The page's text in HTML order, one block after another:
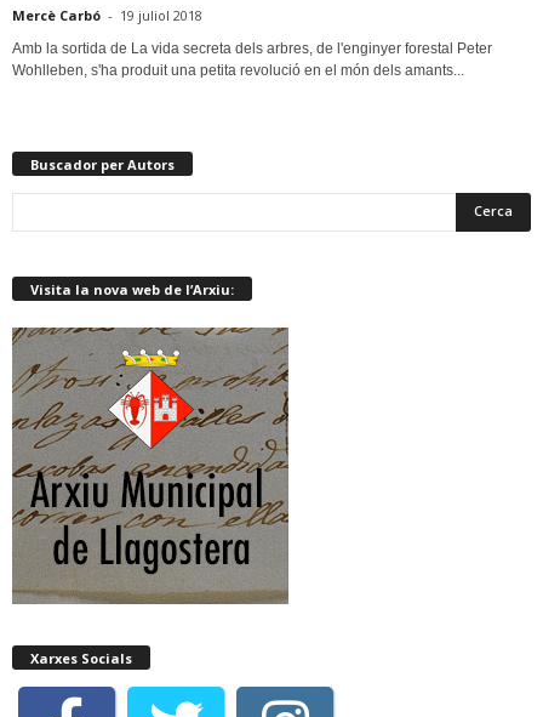
Mercè Carbó - 19 juliol 2018
Amb la sortida de La vida secreta dels arbres, de l'enginyer forestal Peter
Wohlleben, s'ha produit una petita revolució en el món dels amants...
Buscador per Autors
Visita la nova web de l’Arxiu:
Xarxes Socials